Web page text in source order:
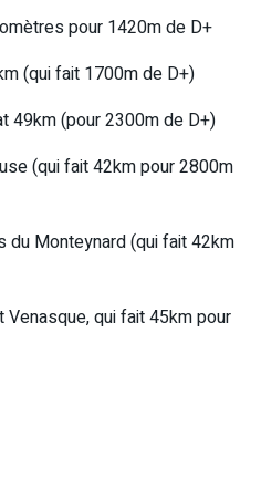
pour 1420m de D+
(qui fait 1700m de D+)
49km (pour 2300m de D+)
(qui fait 42km pour 2800m
Monteynard (qui fait 42km
qui fait 45km pour